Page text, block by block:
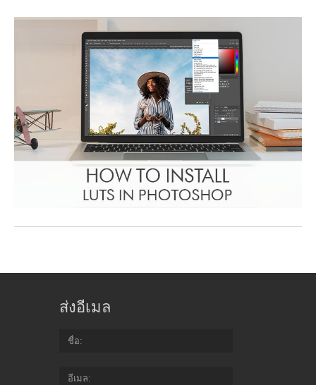
ส่งอีเมล
ชื่อ
อีเมล